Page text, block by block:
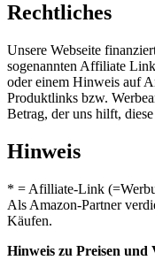
Rechtliches
Unsere Webseite
sogenannten Affiliate
oder einem Hinweis auf
Produktlinks bzw.
Betrag, der uns hilft,
Hinweis
* = Afilliate-Link
Als Amazon-Partner
Käufen.
Hinweis zu Preisen und